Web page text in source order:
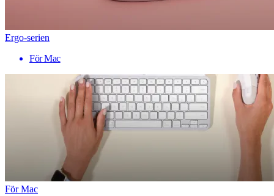
Ergo-serien
För Mac
För Mac